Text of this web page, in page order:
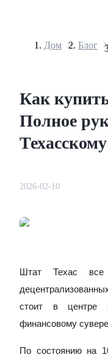
USDT-фьючерсы
Фьючерсы на
Криптовалютные
Дом > Блог >
Как
Полное
2026-02-10
Штат Техас все
стоит в центре
финансовому
По состоянию на